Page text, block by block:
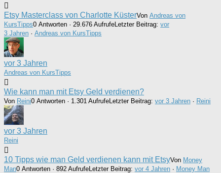
Etsy Masterclass von Charlotte KüsterVon Andreas von
KursTipps0 Antworten · 29.676 AufrufeLetzter Beitrag: vor
3 Jahren · Andreas von KursTipps
vor 3 Jahren
Andreas von KursTipps
Wie kann man mit Etsy Geld verdienen?
Von Reini0 Antworten · 1.301 AufrufeLetzter Beitrag: vor 3 Jahren · Reini
vor 3 Jahren
Reini
10 Tipps wie man Geld verdienen kann mit EtsyVon Money
Man0 Antworten · 892 AufrufeLetzter Beitrag: vor 4 Jahren · Money Man